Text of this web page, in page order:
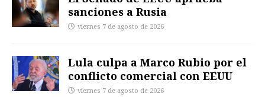
sanciones a Rusia
viernes 7 de agosto de 2026
Lula culpa a Marco Rubio por el
conflicto comercial con EEUU
viernes 7 de agosto de 2026